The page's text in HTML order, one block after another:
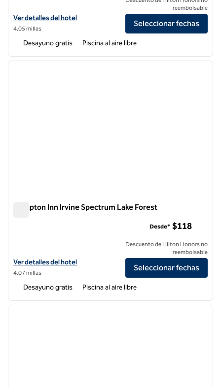
Ver detalles del hotel Homewood Suites by Hilton Irvine Spectrum
Ver detalles del hotel
4,05 millas
reembolsable
Seleccionar fechas
Desayuno gratis Piscina al aire libre
1 de 12
Hampton Inn Irvine Spectrum Lake Forest
Ver detalles del hotel Hampton Inn Irvine Spectrum Lake Forest
Ver detalles del hotel
4,07 millas
Desde* $118
Descuento de Hilton Honors no
reembolsable
Seleccionar fechas
Desayuno gratis Piscina al aire libre
1 de 12